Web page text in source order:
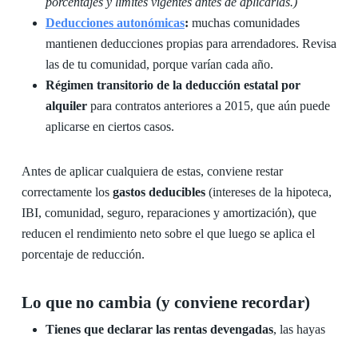
Deducciones autonómicas: muchas comunidades
mantienen deducciones propias para arrendadores. Revisa
las de tu comunidad, porque varían cada año.
Régimen transitorio de la deducción estatal por
alquilerpara contratos anteriores a 2015, que aún puede
aplicarse en ciertos casos.
Antes de aplicar cualquiera de estas, conviene restar
correctamente los gastos deducibles(intereses de la hipoteca,
IBI, comunidad, seguro, reparaciones y amortización), que
reducen el rendimiento neto sobre el que luego se aplica el
porcentaje de reducción.
Lo que no cambia (y conviene recordar)
Tienes que declarar las rentas devengadas, las hayas